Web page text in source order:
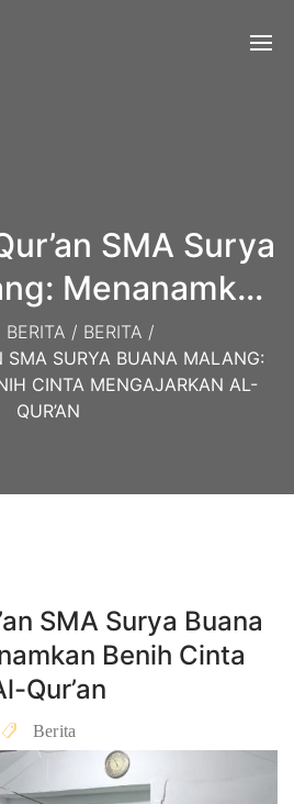
SMA Surya
Menanamkan
Mengajarkan Al-
BERITA / BERITA /
SMA SURYA BUANA MALANG:
CINTA MENGAJARKAN AL-
QUR’AN
SMA Surya Buana
Benih Cinta
Qur’an
Berita